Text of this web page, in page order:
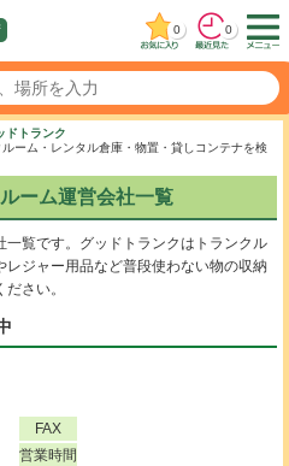
0 0
トランク
ーム・レンタル倉庫・物置・貸しコンテナを検
ーム運営会社一覧
覧です。グッドトランクはトランクル
ジャー用品など普段使わない物の収納
さい。
FAX
営業時間